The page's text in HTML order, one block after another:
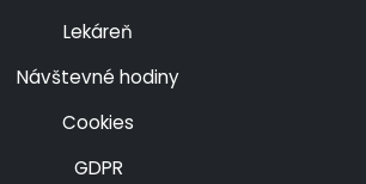
Lekáreň
Návštevné hodiny
Cookies
GDPR